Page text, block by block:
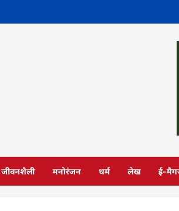
जीवनशैली मनोरंजन धर्म लेख ई-